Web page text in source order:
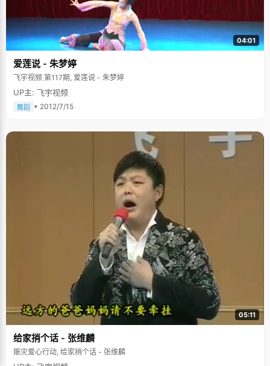
以为成绩好的学生免除一些学费，减轻家里的经济负担。冯宇宁是村子里第
一个到城里念高中的人，在乡里，他总是被当作学习的榜样，父母的脸上也
多了一些骄傲的光彩。 上高中之后，冯宇宁适应得很快，成绩始终保持在一
二名的位置，高二的时候，因为骄傲不免浮躁起来，课也不认真听了，偶尔
还会逃课，成绩直线下滑，从年级第一瞬间滑落到班上的十七名，这让他非
常意外。尤其是有一次数学考试，冯宇宁考了64分，前面的题都对了，后面
的题都没做。老师把冯宇宁叫到办公室，指着卷子，很严肃的问冯宇宁："你
是不是抄了别人的试卷"。老师的话就像晴天霹雳，打得冯宇宁目瞪口呆，这
可是他头一次被怀疑抄袭。冯爸爸得知消息后也吓坏了，赶紧放下手里的
活，从村子里赶过来给冯宇宁做思想工作。看着爸爸疤痕遍布的双手和焦急
的眼神，冯宇宁第一次真正意义上的知道了自己身上肩负的希望和自己的过
错，他暗自发誓，一定要扎扎实实的学习，不能让父母失望。接下来的时间
在一边做题，终于在会考的时候，他又重新夺回了年级第一。每次稍有懈
怠，他就会想起老师那怀疑的眼神，督促着自己不敢有丝毫放松。 可能是因
为压力，还有些张扬和急功近利的原因，冯宇宁在04年高考中发挥失常，只
考了675分。当得知落榜以后，冯宇宁的第一感觉就是"我怎么这么无能？"觉
得自己辜负了家人对自己的付出，辜负了他们的希望。虽然家里人都没有说
什么，到处张罗着给他借书，找地方复读，但敏感的他走在村子的石板路
上，总感觉乡亲们都在对自己指指点点。从一个众人捧高的位置跌下来，真
败的原因。冯宇宁说高四让自己真正的成长了起来，学会了不骄不躁，踏实
勤奋，05年高考，他以729分的高分考入清华大学理学院数理技术研究所。
冯宇宁说，"成功的秘诀就是天道酬勤，以及那份经得起考验的信心。" 冯宇
宁非常喜欢看三毛的作品集，冯宇宁说："从她的文章中学会了一种处世的态
度，做人的方法。三毛对待生活始终像向日葵一样灿烂，不管什么状态都能
够微笑的面对生活。"经过高四的经历，冯宇宁学会了如何用一种平和灿烂的
心态去面对生活和学习。 对于未来，冯宇宁有太多的不确定，他喜欢做学
问，希望能在研究上面有些成就。当然，最大的希望就是能通过自己的努力
来改变家里人的生活和环境。 采访完冯宇宁，我不禁深深叹息，冯宇宁的眼
神很深沉，作为贫寒家庭里出来的孩子，注定了要比别人背负更多压力和负
担，也要比别人更加坚强，在此，祝福冯宇宁能早日实现自己的梦想。
04:01
爱莲说 - 朱梦婷
飞宇视频 第117期, 爱莲说 - 朱梦婷
UP主: 飞宇视频
舞蹈 • 2012/7/15
05:11
给家捎个话 - 张维麟
赈灾爱心行动, 给家捎个话 - 张维麟